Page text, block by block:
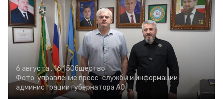
6 августа , 16:15Общество
Фото: управление пресс-службы и информации
администрации губернатора АО